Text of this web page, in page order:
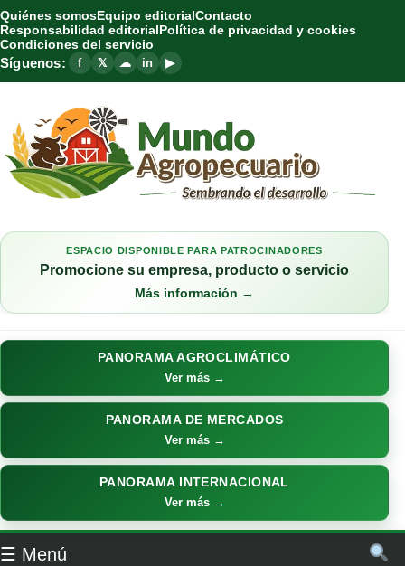
Quiénes somosEquipo editorialContacto
Responsabilidad editorialPolítica de privacidad y cookies
Condiciones del servicio
Síguenos: f 𝕏 ☁ in ▶
ESPACIO DISPONIBLE PARA PATROCINADORES
Promocione su empresa, producto o servicio
Más información →
PANORAMA AGROCLIMÁTICO
Ver más →
PANORAMA DE MERCADOS
Ver más →
PANORAMA INTERNACIONAL
Ver más →
☰ Menú